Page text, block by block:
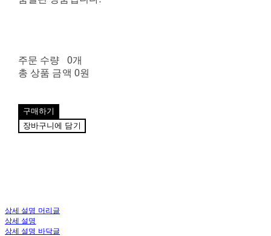
주문 수량
0개
총 상품 금액 0원
구매하기
장바구니에 담기
상세 설명 머리글
상세 설명
상세 설명 바닥글